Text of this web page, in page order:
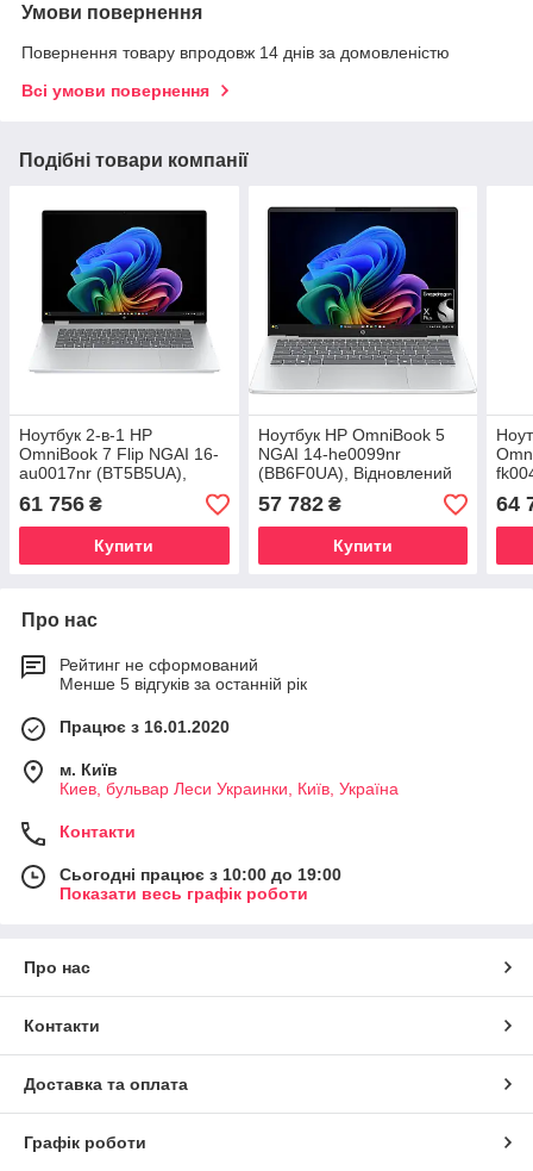
Умови повернення
Повернення товару впродовж 14 днів за домовленістю
Всі умови повернення
Подібні товари компанії
Ноутбук 2-в-1 HP
OmniBook 7 Flip NGAI 16-
au0017nr (BT5B5UA),
Відновлений
61 756 ₴
Купити
Ноутбук HP OmniBook 5
NGAI 14-he0099nr
(BB6F0UA), Відновлений
57 782₴
Купити
64
Про нас
Рейтинг не сформований
Менше 5 відгуків за останній рік
Працює з 16.01.2020
м. Київ
Киев, бульвар Леси Украинки, Київ, Україна
Контакти
Сьогодні працює з 10:00 до 19:00
Показати весь графік роботи
Про нас
Контакти
Доставка та оплата
Графік роботи